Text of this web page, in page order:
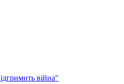
війна"